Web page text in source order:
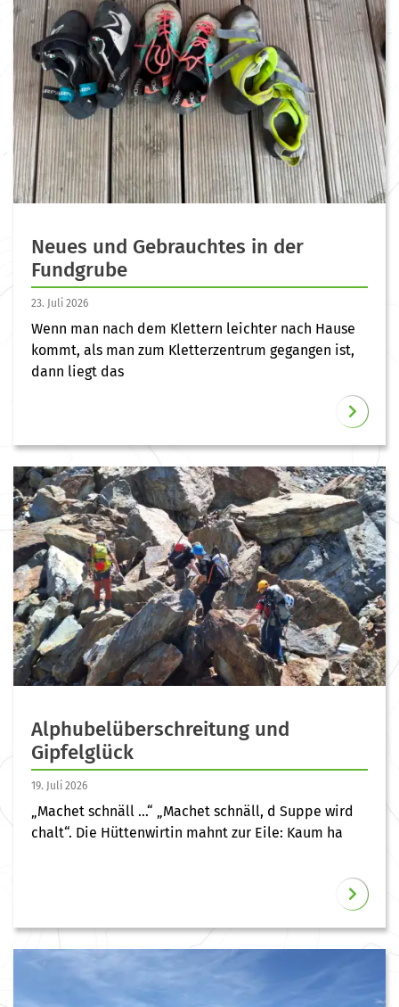
Neues und Gebrauchtes in der
Fundgrube
23. Juli 2026
Wenn man nach dem Klettern leichter nach Hause
kommt, als man zum Kletterzentrum gegangen ist,
dann liegt das
Alphubelüberschreitung und
Gipfelglück
19. Juli 2026
„Machet schnäll …“ „Machet schnäll, d Suppe wird
chalt“. Die Hüttenwirtin mahnt zur Eile: Kaum ha